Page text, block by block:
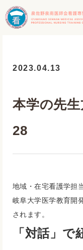
2023.04.13
本学の先
28
地域・在宅看護学担
岐阜大学医学教育開
されます。
「対話」